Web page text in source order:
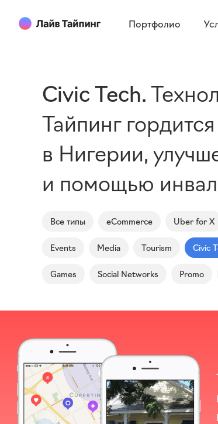
Портфолио
Civic Tech
Тайпинг
в Нигерии,
и помощью
Все типы eCommerce Uber for X
Events Media Tourism Civic
Games Social Networks Promo